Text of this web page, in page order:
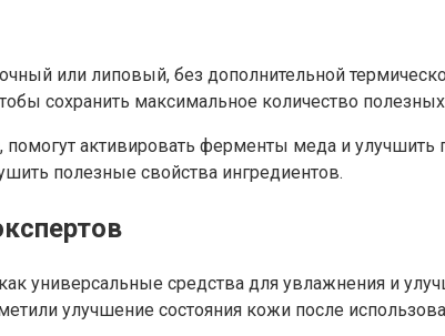
или липовый, без дополнительной
сохранить максимальное количество
активировать ферменты меда и
полезные свойства ингредиентов.
универсальные средства для увлажнения и
улучшение состояния кожи после